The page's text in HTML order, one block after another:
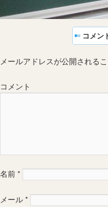
コメン
メールアドレスが公開されるこ
コメント
名前*
メール*